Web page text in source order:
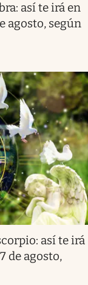
así te irá en
agosto, según
así te irá
de agosto,